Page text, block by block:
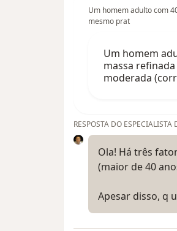
Um homem adulto com
mesmo prat
Um homem
massa
moderada
RESPOSTA DO ESPECIALISTA
Ola! Há três
(maior de 40
Apesar disso, q